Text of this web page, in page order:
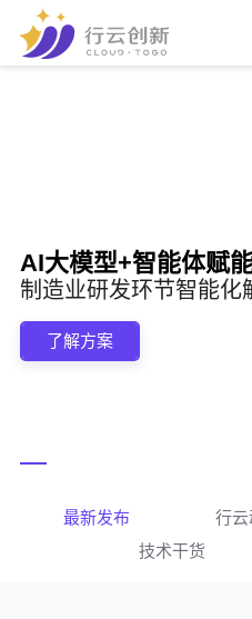
AI大模型+智能体赋
制造业研发环节智能化
了解方案
最新发布 行
技术干货